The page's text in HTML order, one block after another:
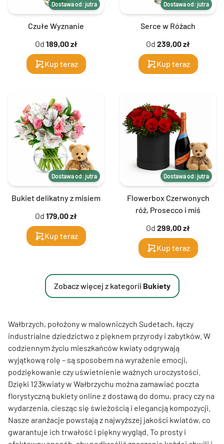
Dostawa od: jutra
Czułe Wyznanie
Od 189,00 zł
Kup teraz
Dostawa od: jutra
Serce w Różach
Od 239,00 zł
Kup teraz
Dostawa od: jutra
Bukiet delikatny z misiem
Od 179,00 zł
Kup teraz
Dostawa od: jutra
Flowerbox Czerwonych
róż, Prosecco i miś
Od 299,00 zł
Kup teraz
Zobacz więcej z kategorii Bukiety
Wałbrzych, położony w malowniczych Sudetach, łączy
industrialne dziedzictwo z pięknem przyrody i zabytków. W
codziennym życiu mieszkańców kwiaty odgrywają
wyjątkową rolę – są sposobem na wyrażenie emocji,
podziękowanie czy uświetnienie ważnych uroczystości.
Dzięki 123kwiaty w Wałbrzychu można zamawiać poczta
florystyczną bukiety online z dostawą do domu, pracy czy na
wydarzenia, ciesząc się świeżością i elegancją kompozycji.
Nasze aranżacje powstają z najwyższej jakości kwiatów, co
gwarantuje ich trwałość i piękny wygląd. To prosty i